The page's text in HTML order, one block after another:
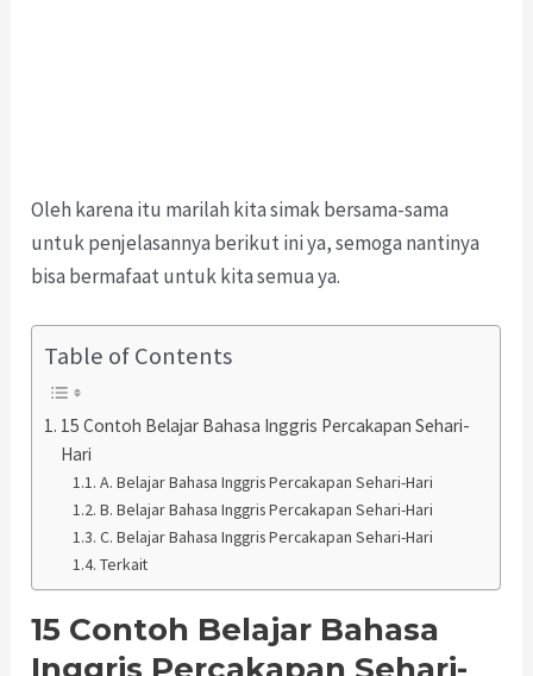
Oleh karena itu marilah kita simak bersama-sama
untuk penjelasannya berikut ini ya, semoga nantinya
bisa bermafaat untuk kita semua ya.
Table of Contents
15 Contoh Belajar Bahasa Inggris Percakapan Sehari-
Hari
A. Belajar Bahasa Inggris Percakapan Sehari-Hari
B. Belajar Bahasa Inggris Percakapan Sehari-Hari
C. Belajar Bahasa Inggris Percakapan Sehari-Hari
Terkait
15 Contoh Belajar Bahasa